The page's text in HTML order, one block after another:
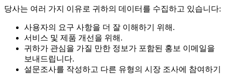
당사는 여러 가지 이유로 귀하의 데이터를 수집하고 있습니다:
사용자의 요구 사항을 더 잘 이해하기 위해.
서비스 및 제품 개선을 위해.
귀하가 관심을 가질 만한 정보가 포함된 홍보 이메일을
보내드립니다.
설문조사를 작성하고 다른 유형의 시장 조사에 참여하기